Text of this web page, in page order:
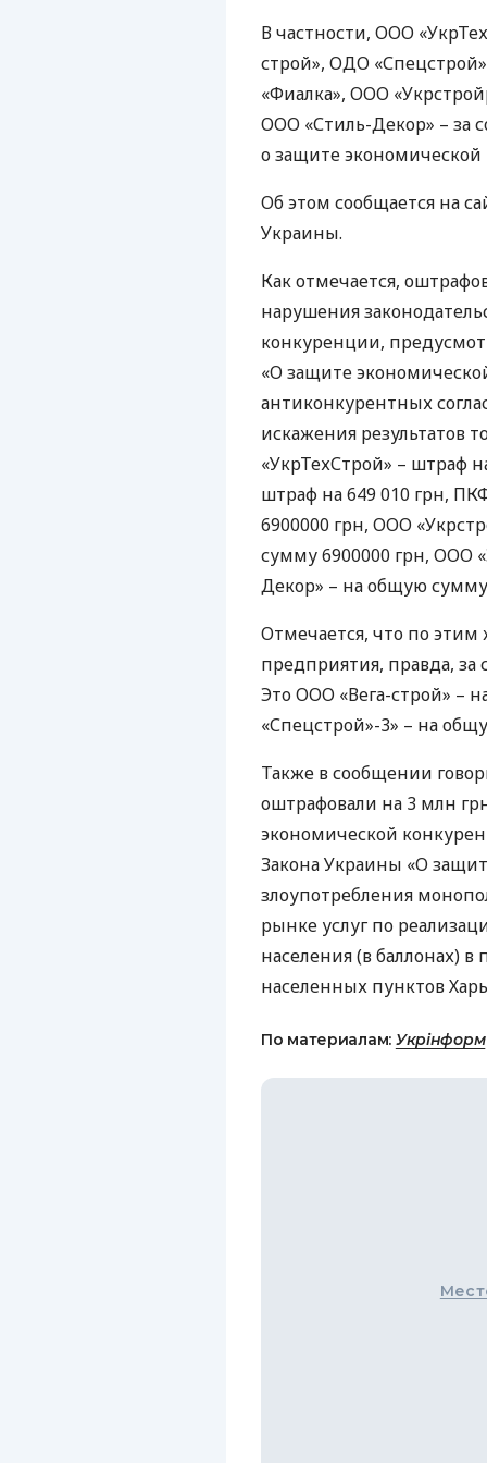
В частности, ООО
строй», ОДО
«Фиалка», ООО
ООО «Стиль-Декор» – за
о защите
Об этом сообщается на
Украины.
Как отмечается,
нарушения
конкуренции,
«О защите
антиконкурентных
искажения результатов
«УкрТехСтрой» – штраф
штраф на 649 010 грн,
6900000 грн, ООО
сумму 6900000 грн, ООО
Декор» – на общую сумму
Отмечается, что по
предприятия, правда,
ЭтоООО «Вега-строй» –
«Спецстрой»-3» – на
Также в сообщении
оштрафовали на 3 млн
экономической
Закона Украины «О
злоупотребления
рынке услуг по
населения (в баллонах)
населенных пунктов
По материалам: Укрінформ